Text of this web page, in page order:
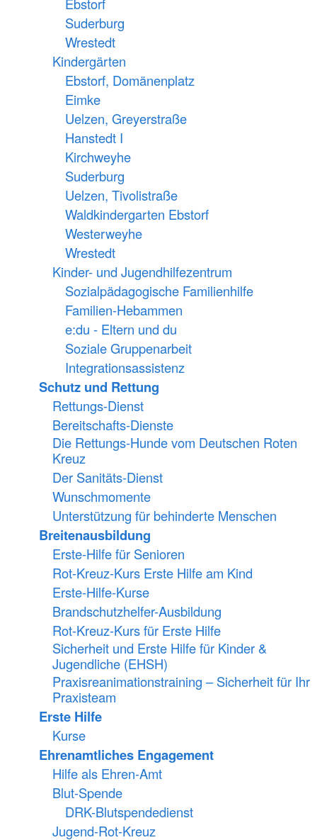
Suderburg
Wrestedt
Kindergärten
Ebstorf, Domänenplatz
Eimke
Uelzen, Greyerstraße
Hanstedt I
Kirchweyhe
Suderburg
Uelzen, Tivolistraße
Waldkindergarten Ebstorf
Westerweyhe
Wrestedt
Kinder- und Jugendhilfezentrum
Sozialpädagogische Familienhilfe
Familien-Hebammen
e:du - Eltern und du
Soziale Gruppenarbeit
Integrationsassistenz
Schutz und Rettung
Rettungs-Dienst
Bereitschafts-Dienste
Die Rettungs-Hunde vom Deutschen Roten
Kreuz
Der Sanitäts-Dienst
Wunschmomente
Unterstützung für behinderte Menschen
Breitenausbildung
Erste-Hilfe für Senioren
Rot-Kreuz-Kurs Erste Hilfe am Kind
Erste-Hilfe-Kurse
Brandschutzhelfer-Ausbildung
Rot-Kreuz-Kurs für Erste Hilfe
Sicherheit und Erste Hilfe für Kinder &
Jugendliche (EHSH)
Praxisreanimationstraining – Sicherheit für Ihr
Praxisteam
Erste Hilfe
Kurse
Ehrenamtliches Engagement
Hilfe als Ehren-Amt
Blut-Spende
DRK-Blutspendedienst
Jugend-Rot-Kreuz